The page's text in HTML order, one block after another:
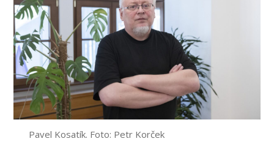
Pavel Kosatík. Foto: Petr Korček